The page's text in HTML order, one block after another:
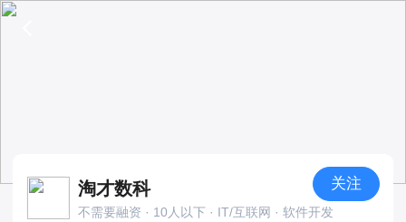
淘才数科 关注
不需要融资 · 10人以下 · IT/互联网 · 软件开发